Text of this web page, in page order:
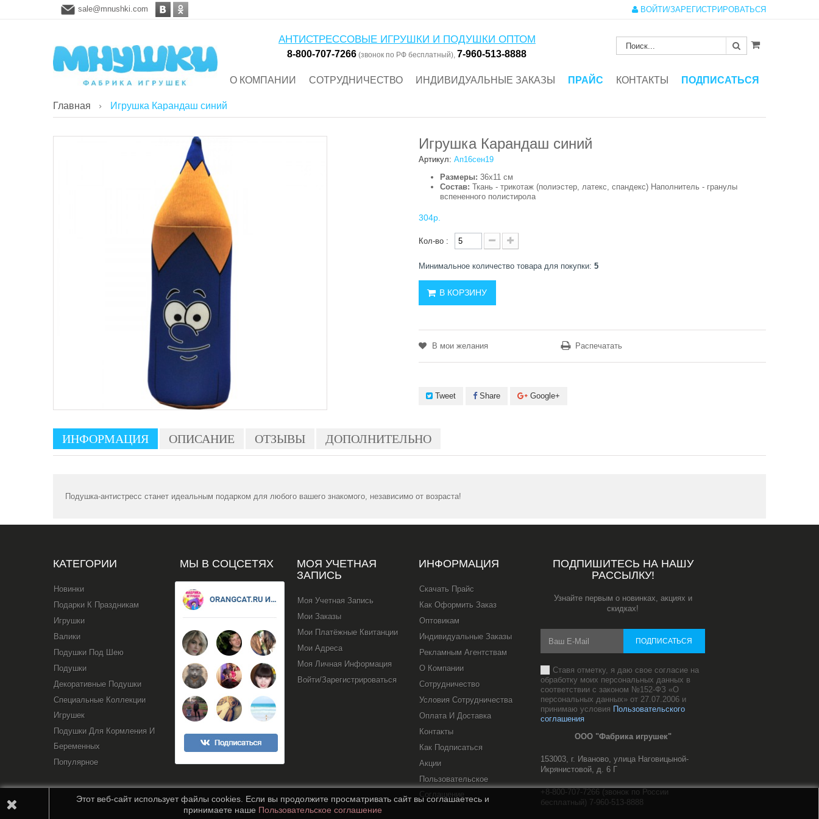
ВОЙТИ/ЗАРЕГИСТРИРОВАТЬСЯ
sale@mnushki.com
АНТИСТРЕССОВЫЕ ИГРУШКИ И ПОДУШКИ ОПТОМ
8-800-707-7266 (звонок по РФ бесплатный), 7-960-513-8888
О КОМПАНИИ СОТРУДНИЧЕСТВО ИНДИВИДУАЛЬНЫЕ ЗАКАЗЫ ПРАЙС КОНТАКТЫ ПОДПИСАТЬСЯ
Главная Игрушка Карандаш синий
Игрушка Карандаш синий
Артикул: Ап16сен19
Размеры: 36х11 см
Состав: Ткань - трикотаж (полиэстер, латекс, спандекс) Наполнитель - гранулы
вспененного полистирола
304р.
Кол-во :
Минимальное количество товара для покупки: 5
В КОРЗИНУ
В мои желания Распечатать
Tweet Share Google+
ИНФОРМАЦИЯ ОПИСАНИЕ ОТЗЫВЫ ДОПОЛНИТЕЛЬНО
Подушка-антистресс станет идеальным подарком для любого вашего знакомого, независимо от возраста!
КАТЕГОРИИ
Новинки
Подарки К Праздникам
Игрушки
Валики
Подушки Под Шею
Подушки
Декоративные Подушки
Специальные Коллекции
Игрушек
Подушки Для Кормления И
Беременных
Популярное
МЫ В СОЦСЕТЯХ
МОЯ УЧЕТНАЯ
ЗАПИСЬ
Моя Учетная Запись
Мои Заказы
Мои Платёжные Квитанции
Мои Адреса
Моя Личная Информация
Войти/Зарегистрироваться
ИНФОРМАЦИЯ
Скачать Прайс
Как Оформить Заказ
Оптовикам
Индивидуальные Заказы
Рекламным Агентствам
О Компании
Сотрудничество
Условия Сотрудничества
Оплата И Доставка
Контакты
Как Подписаться
Акции
Пользовательское
Соглашение
ПОДПИШИТЕСЬ НА НАШУ
РАССЫЛКУ!
Узнайте первым о новинках, акциях и
скидках!
Ставя отметку, я даю свое согласие на
обработку моих персональных данных в
соответствии с законом №152-ФЗ «О
персональных данных» от 27.07.2006 и
принимаю условия Пользовательского
соглашения
ПОДПИСАТЬСЯ
ООО "Фабрика игрушек"
153003, г. Иваново, улица Наговицыной-
Икрянистовой, д. 6 Г
+8-800-707-7266 (звонок по России
бесплатный) 7-960-513-8888
Этот веб-сайт использует файлы cookies. Если вы продолжите просматривать сайт вы соглашаетесь и
принимаете наше Пользовательское соглашение